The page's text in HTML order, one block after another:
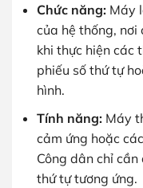
Chức năng:Máy
của hệ thống, nơi
khi thực hiện các
phiếu số thứ tự
hình.
Tính năng:Máy
cảm ứng hoặc
Công dân chỉ
thứ tự tương ứng.